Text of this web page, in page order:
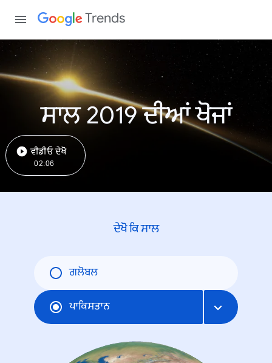
Trends
ਸਾਲ 2019 ਦੀਆਂ ਖੋਜਾਂ
ਵੀਡੀਓ ਦੇਖੋ
02:06
ਦੇਖੋ ਕਿ ਸਾਲ
ਗਲੋਬਲ
ਪਾਕਿਸਤਾਨ